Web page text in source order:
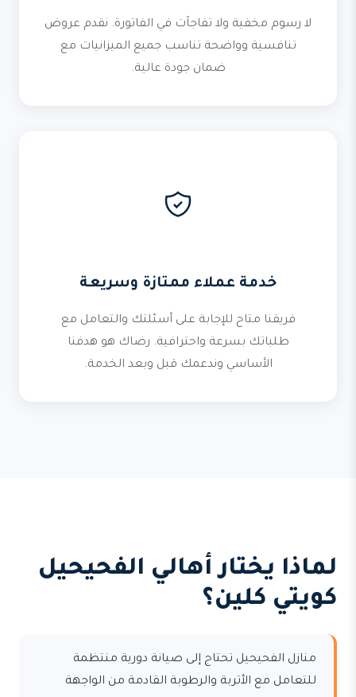
لا رسوم مخفية ولا تفاجآت في الفاتورة. نقدم عروض
تنافسية وواضحة تناسب جميع الميزانيات مع
ضمان جودة عالية.
خدمة عملاء ممتازة وسريعة
فريقنا متاح للإجابة على أسئلتك والتعامل مع
طلباتك بسرعة واحترافية. رضاك هو هدفنا
الأساسي وندعمك قبل وبعد الخدمة.
لماذا يختار أهالي الفحيحيل
كويتي كلين؟
منازل الفحيحيل تحتاج إلى صيانة دورية منتظمة
للتعامل مع الأتربة والرطوبة القادمة من الواجهة